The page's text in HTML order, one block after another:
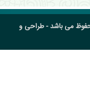
می باشد - طراحی و